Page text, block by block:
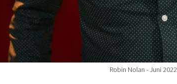
Robin Nolan - Juni 2022